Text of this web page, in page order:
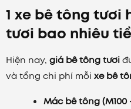
1 xe bê tông tươi
tươi bao nhiêu
Hiện nay, giá bê tông tươi
và tổng chi phí mỗi xe bê
Mác bê tông (M100